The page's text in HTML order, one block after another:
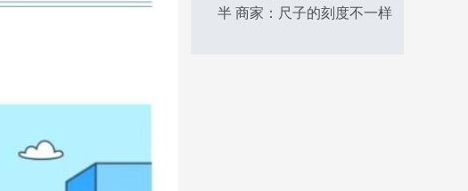
半 商家：尺子的刻度不一样